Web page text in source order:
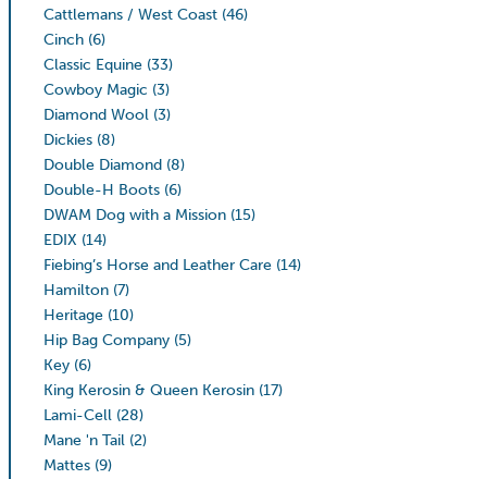
Cattlemans / West Coast (46)
Cinch (6)
Classic Equine (33)
Cowboy Magic (3)
Diamond Wool (3)
Dickies (8)
Double Diamond (8)
Double-H Boots (6)
DWAM Dog with a Mission (15)
EDIX (14)
Fiebing’s Horse and Leather Care (14)
Hamilton (7)
Heritage (10)
Hip Bag Company (5)
Key (6)
King Kerosin & Queen Kerosin (17)
Lami-Cell (28)
Mane 'n Tail (2)
Mattes (9)